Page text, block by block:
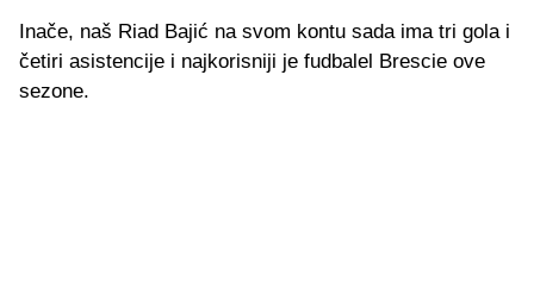
Inače, naš Riad Bajić na svom kontu sada ima tri gola i
četiri asistencije i najkorisniji je fudbalel Brescie ove
sezone.